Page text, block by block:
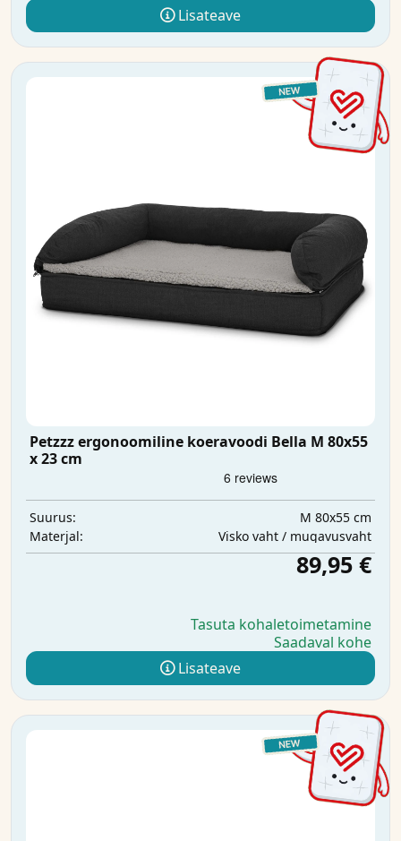
Lisateave
Petzzz ergonoomiline koeravoodi Bella M 80x55
x 23 cm
Suurus:
M 80x55 cm
Materjal:
Visko vaht / mugavusvaht
89,95 €
Tasuta kohaletoimetamine
Saadaval kohe
Lisateave